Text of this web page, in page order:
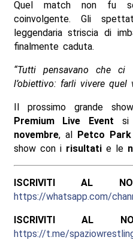
Quel match non fu
coinvolgente. Gli
leggendaria striscia di
finalmente caduta.
“Tutti pensavano che
l’obiettivo: farli vivere quel
Il prossimo grande
Premium Live Event si
novembre, al Petco Park
show con i risultatie le
ISCRIVITI AL
https://whatsapp.com/
ISCRIVITI AL
https://t.me/